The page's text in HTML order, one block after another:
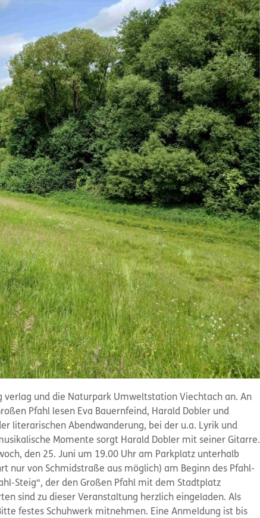
und die Naturpark Umweltstation Viechtach an. An
Pfahl lesen Eva Bauernfeind, Harald Dobler und
literarischen Abendwanderung, bei der u.a. Lyrik und
Momente sorgt Harald Dobler mit seiner Gitarre.
den 25. Juni um 19.00 Uhr am Parkplatz unterhalb
nur von Schmidstraße aus möglich) am Beginn des Pfahl-
Steig“, der den Großen Pfahl mit dem Stadtplatz
sind zu dieser Veranstaltung herzlich eingeladen. Als
festes Schuhwerk mitnehmen. Eine Anmeldung ist bis